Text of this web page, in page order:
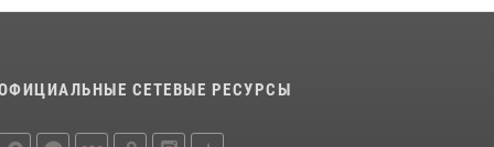
СЕТЕВЫЕ РЕСУРСЫ